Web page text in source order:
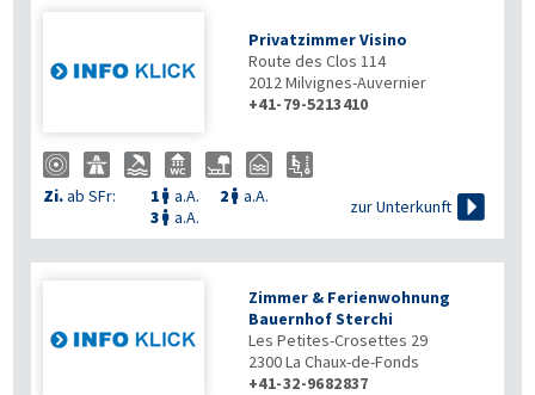
Privatzimmer Visino
Route des Clos 114
2012Milvignes-Auvernier
+41-79-5213410
Zi.ab SFr: 1  a.A. 2  a.A.
3  a.A.
zur Unterkunft 
Zimmer & Ferienwohnung
Bauernhof Sterchi
Les Petites-Crosettes 29
2300La Chaux-de-Fonds
+41-32-9682837